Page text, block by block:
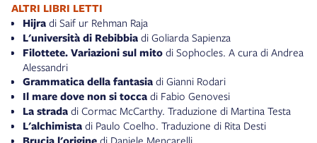
ALTRI LIBRI LETTI
Hijra di Saif ur Rehman Raja
L'università di Rebibbia di Goliarda Sapienza
Filottete. Variazioni sul mito di Sophocles. A cura di Andrea
Alessandri
Grammatica della fantasia di Gianni Rodari
Il mare dove non si tocca di Fabio Genovesi
La strada di Cormac McCarthy. Traduzione di Martina Testa
L'alchimista di Paulo Coelho. Traduzione di Rita Desti